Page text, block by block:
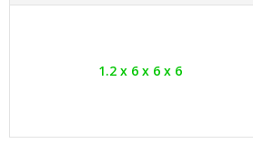
1.2 x 6 x 6 x 6